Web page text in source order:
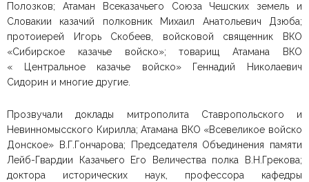
Полозков; Атаман Всеказачьего Союза Чешских земель и
Словакии казачий полковник Михаил Анатольевич Дзюба;
протоиерей Игорь Скобеев, войсковой священник ВКО
«Сибирское казачье войско»; товарищ Атамана ВКО
« Центральное казачье войско» Геннадий Николаевич
Сидорин и многие другие.
Прозвучали доклады митрополита Ставропольского и
Невинномысского Кирилла; Атамана ВКО «Всевеликое войско
Донское» В.Г.Гончарова; Председателя Объединения памяти
Лейб-Гвардии Казачьего Его Величества полка В.Н.Грекова;
доктора исторических наук, профессора кафедры